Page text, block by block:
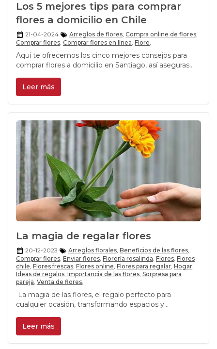
Los 5 mejores tips para comprar
flores a domicilio en Chile
21-04-2024 Arreglos de flores, Compra online de flores,
Comprar flores, Comprar flores en línea, Flore,
Aquí te ofrecemos los cinco mejores consejos para
comprar flores a domicilio en Santiago, así aseguras
Leer más
La magia de regalar flores
20-12-2023 Arreglos florales, Beneficios de las flores,
Comprar flores Enviar flores Florería rosalinda Flores Flores
chile Flores frescas Flores online Flores para regalar Hogar
Ideas de regalos Importancia de las flores Sorpresa para
pareja Venta de flores
La magia de las flores, el regalo perfecto para
cualquier ocasión, transformando espacios y
Leer más